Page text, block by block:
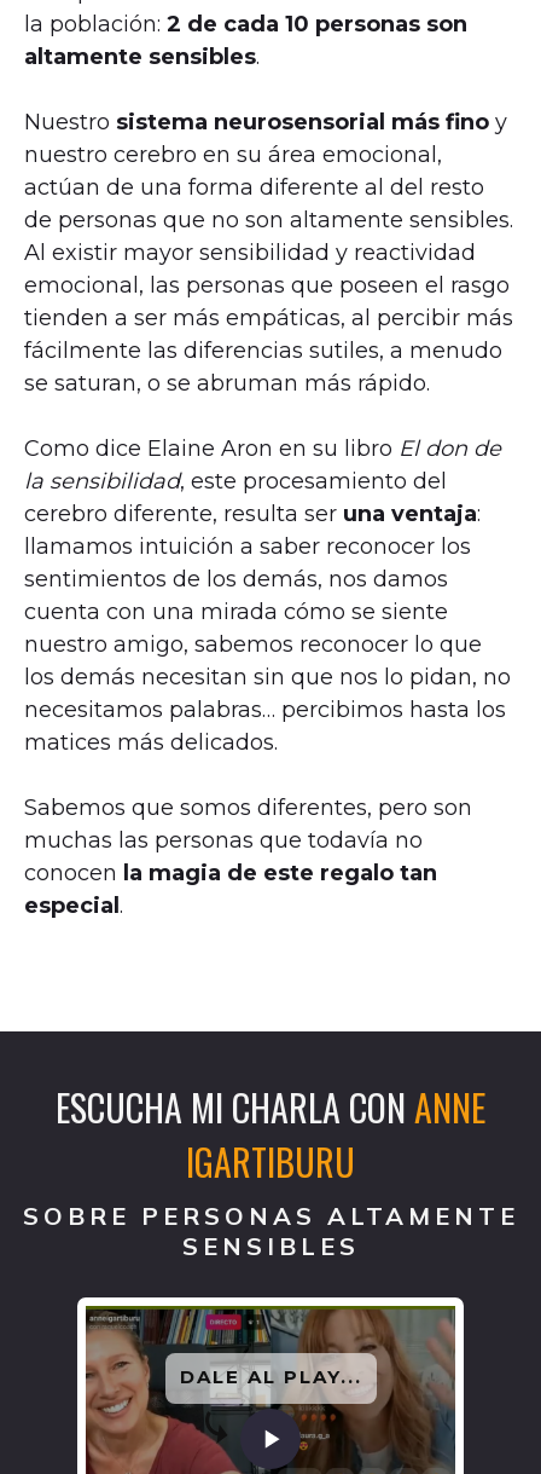
la población: 2 de cada 10 personas son
altamente sensibles.
Nuestro sistema neurosensorial más fino y
nuestro cerebro en su área emocional,
actúan de una forma diferente al del resto
de personas que no son altamente sensibles.
Al existir mayor sensibilidad y reactividad
emocional, las personas que poseen el rasgo
tienden a ser más empáticas, al percibir más
fácilmente las diferencias sutiles, a menudo
se saturan, o se abruman más rápido.
Como dice Elaine Aron en su libro El don de
la sensibilidad, este procesamiento del
cerebro diferente, resulta ser una ventaja:
llamamos intuición a saber reconocer los
sentimientos de los demás, nos damos
cuenta con una mirada cómo se siente
nuestro amigo, sabemos reconocer lo que
los demás necesitan sin que nos lo pidan, no
necesitamos palabras… percibimos hasta los
matices más delicados.
Sabemos que somos diferentes, pero son
muchas las personas que todavía no
conocen la magia de este regalo tan
especial.
ESCUCHA MI CHARLA CONANNE
IGARTIBURU
SOBRE PERSONAS ALTAMENTE
SENSIBLES
DALE AL PLAY...